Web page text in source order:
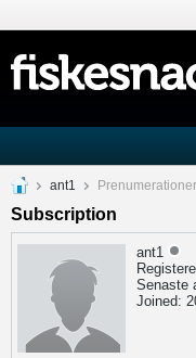
ant1 Prenumerationer
Subscription
ant1
Senaste
Joined: